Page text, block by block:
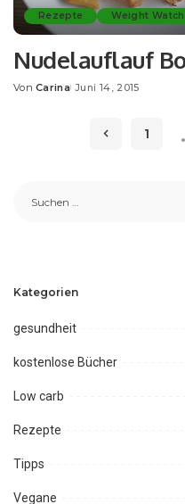
Rezepte Weight
Nudelauflauf
Posted
Von Carina Juni 14, 2015
1
Kategorien
gesundheit
kostenlose Bücher
Low carb
Rezepte
Tipps
Vegane